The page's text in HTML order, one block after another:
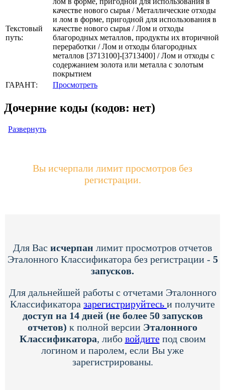
Текстовый
путь:
качестве нового сырья / Металлические отходы
и лом в форме, пригодной для использования в
качестве нового сырья / Лом и отходы
благородных металлов, продукты их вторичной
переработки / Лом и отходы благородных
металлов [3713100]-[3713400] / Лом и отходы с
содержанием золота или металла с золотым
покрытием
ГАРАНТ:
Просмотреть
Дочерние коды (кодов: нет)
Развернуть
Вы исчерпали лимит просмотров без
регистрации.
Для Вас исчерпан лимит просмотров отчетов
Эталонного Классификатора без регистрации - 5
запусков.
Для дальнейшей работы с отчетами Эталонного
Классификатора зарегистрируйтесь и получите
доступ на 14 дней (не более 50 запусков
отчетов) к полной версии Эталонного
Классификатора, либо войдитепод своим
логином и паролем, если Вы уже
зарегистрированы.